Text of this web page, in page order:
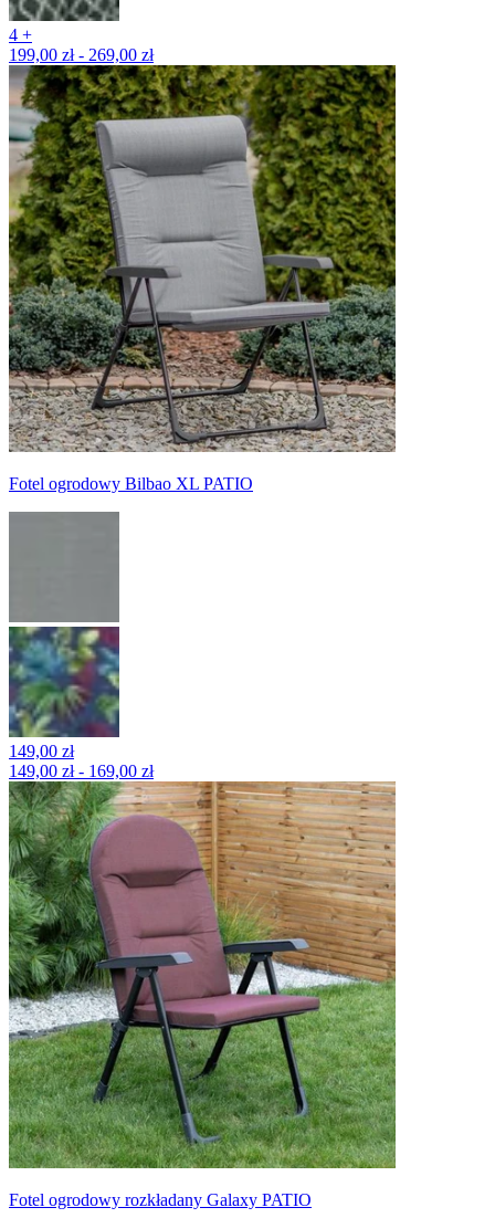
4 +
199,00 zł - 269,00 zł
Fotel ogrodowy Bilbao XL PATIO
149,00 zł
149,00 zł - 169,00 zł
Fotel ogrodowy rozkładany Galaxy PATIO